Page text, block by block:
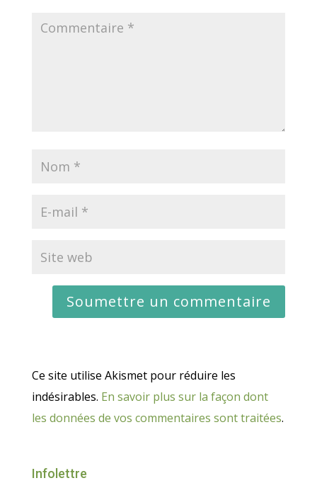
Ce site utilise Akismet pour réduire les
indésirables. En savoir plus sur la façon dont
les données de vos commentaires sont traitées.
Infolettre